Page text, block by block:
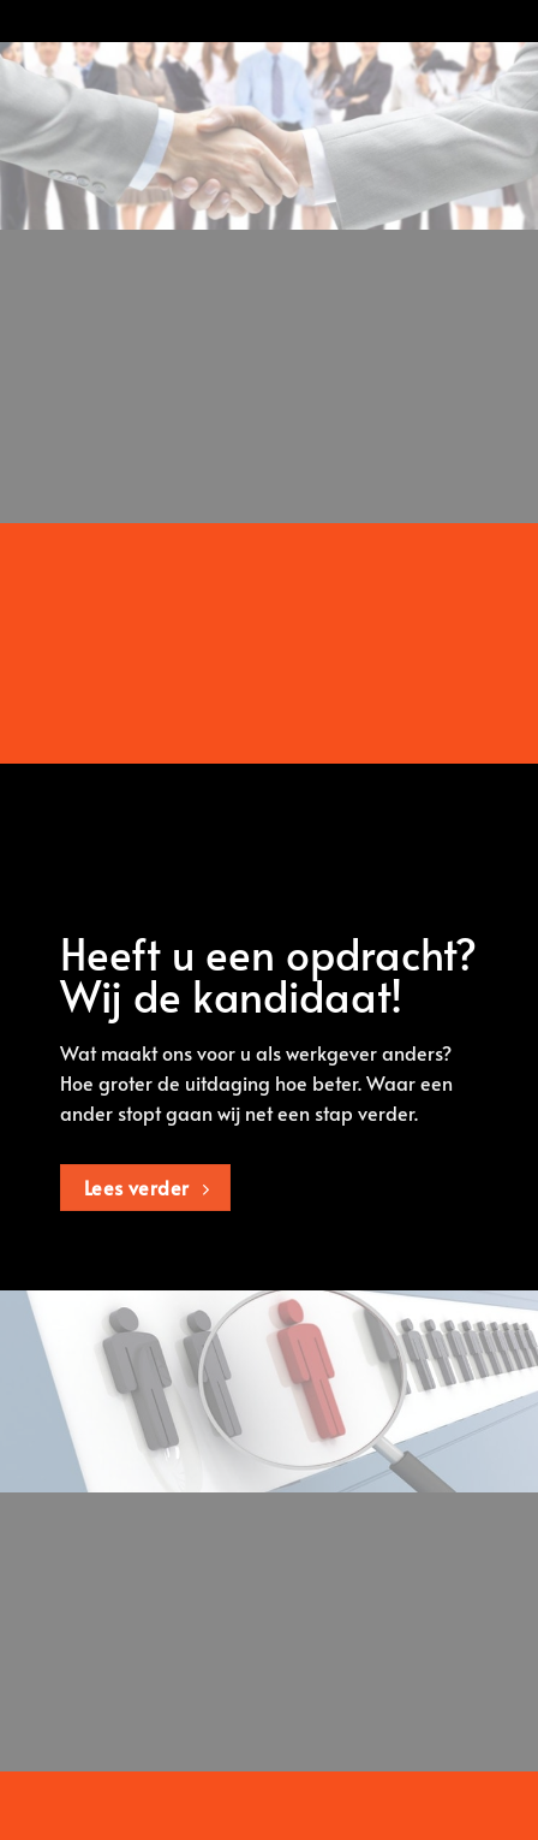
Heeft u een opdracht?
Wij de kandidaat!
Wat maakt ons voor u als werkgever anders?
Hoe groter de uitdaging hoe beter. Waar een
ander stopt gaan wij net een stap verder.
Lees verder